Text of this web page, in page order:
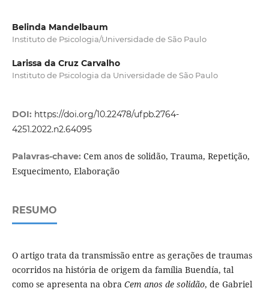
Belinda Mandelbaum
Instituto de Psicologia/Universidade de São Paulo
Larissa da Cruz Carvalho
Instituto de Psicologia da Universidade de São Paulo
DOI: https://doi.org/10.22478/ufpb.2764-
4251.2022.n2.64095
Palavras-chave: Cem anos de solidão, Trauma, Repetição,
Esquecimento, Elaboração
RESUMO
O artigo trata da transmissão entre as gerações de traumas
ocorridos na história de origem da família Buendía, tal
como se apresenta na obra Cem anos de solidão, de Gabriel